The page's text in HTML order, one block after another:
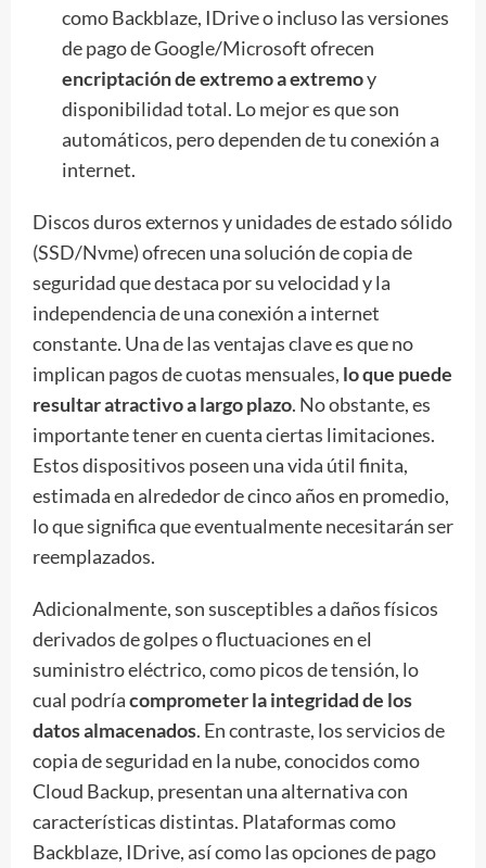
como Backblaze, IDrive o incluso las versiones
de pago de Google/Microsoft ofrecen
encriptación de extremo a extremoy
disponibilidad total. Lo mejor es que son
automáticos, pero dependen de tu conexión a
internet.
Discos duros externos y unidades de estado sólido
(SSD/Nvme) ofrecen una solución de copia de
seguridad que destaca por su velocidad y la
independencia de una conexión a internet
constante. Una de las ventajas clave es que no
implican pagos de cuotas mensuales, lo que puede
resultar atractivo a largo plazo. No obstante, es
importante tener en cuenta ciertas limitaciones.
Estos dispositivos poseen una vida útil finita,
estimada en alrededor de cinco años en promedio,
lo que significa que eventualmente necesitarán ser
reemplazados.
Adicionalmente, son susceptibles a daños físicos
derivados de golpes o fluctuaciones en el
suministro eléctrico, como picos de tensión, lo
cual podríacomprometer la integridad de los
datos almacenados. En contraste, los servicios de
copia de seguridad en la nube, conocidos como
Cloud Backup, presentan una alternativa con
características distintas. Plataformas como
Backblaze, IDrive, así como las opciones de pago